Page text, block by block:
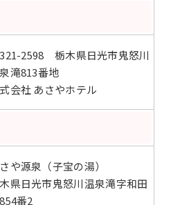
2598 栃木県日光市鬼怒川
滝813番地
会社 あさやホテル
や源泉（子宝の湯）
県日光市鬼怒川温泉滝字和田
番2